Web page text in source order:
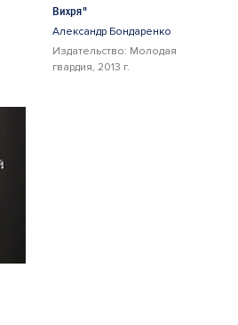
Вихря"
Александр Бондаренко
Издательство: Молодая
гвардия, 2013 г.